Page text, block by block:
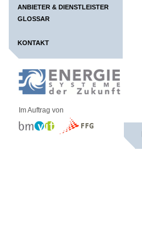
ANBIETER & DIENSTLEISTER
GLOSSAR
KONTAKT
Im Auftrag von